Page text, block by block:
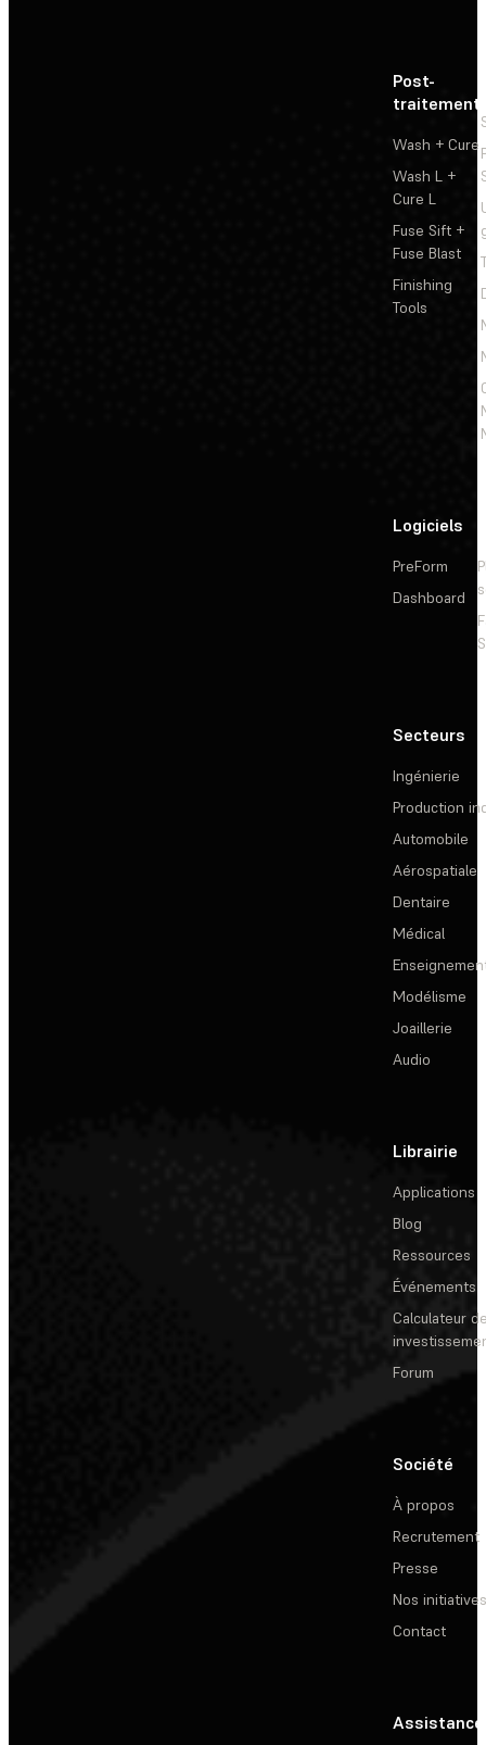
Post-
traitement
Wash + Cure
Wash L +
Cure L
Fuse Sift +
Fuse Blast
Finishing
Tools
Logiciels
PreForm
Dashboard
Secteurs
Ingénierie
Production
Automobile
Aérospatiale
Dentaire
Médical
Modélisme
Joaillerie
Audio
Librairie
Applications
Blog
Ressources
Événements
Calculateur
Forum
Société
À propos
Recrutement
Presse
Nos initiatives
Contact
Assistance